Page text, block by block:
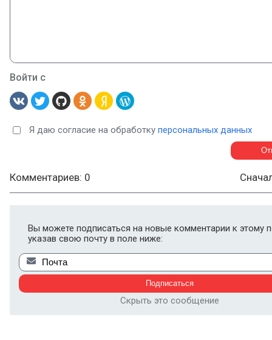
Войти с
Я даю согласие на обработку персональных данных
Комментариев: 0
Вы можете подписаться на новые комментарии к этому
указав свою почту в поле ниже:
Скрыть это сообщение